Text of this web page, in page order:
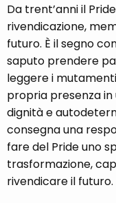
Da trent’anni il
rivendicazione,
futuro. È il segno
saputo prendere
leggere i
propria presenza
dignità e
consegna una
fare del Pride uno
trasformazione,
rivendicare il futuro.